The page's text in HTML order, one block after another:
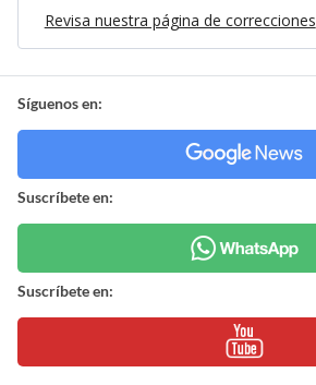
Revisa nuestra página de correcciones
Síguenos en:
Suscríbete en:
Suscríbete en: